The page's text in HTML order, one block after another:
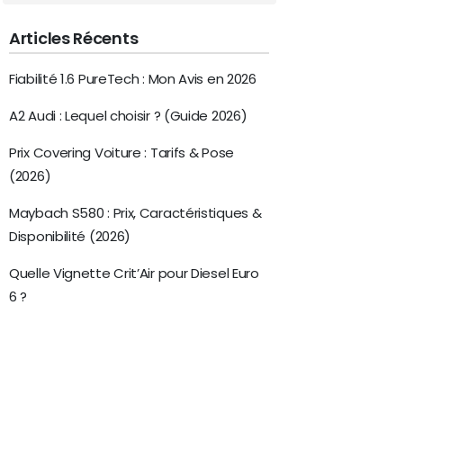
Articles Récents
Fiabilité 1.6 PureTech : Mon Avis en 2026
A2 Audi : Lequel choisir ? (Guide 2026)
Prix Covering Voiture : Tarifs & Pose
(2026)
Maybach S580 : Prix, Caractéristiques &
Disponibilité (2026)
Quelle Vignette Crit’Air pour Diesel Euro
6 ?